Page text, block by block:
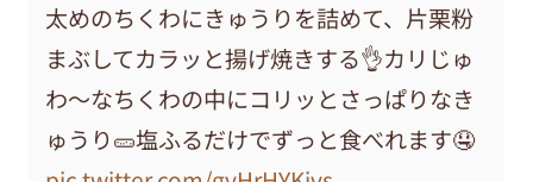
太めのちくわにきゅうりを詰めて、片栗粉
まぶしてカラッと揚げ焼きする👌カリじゅ
わ〜なちくわの中にコリッとさっぱりなき
ゅうり🥒塩ふるだけでずっと食べれます🤤